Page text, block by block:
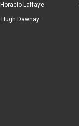
Laffaye
Dawnay